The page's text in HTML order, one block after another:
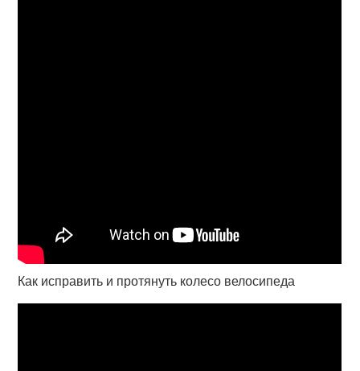
Как исправить и протянуть колесо велосипеда